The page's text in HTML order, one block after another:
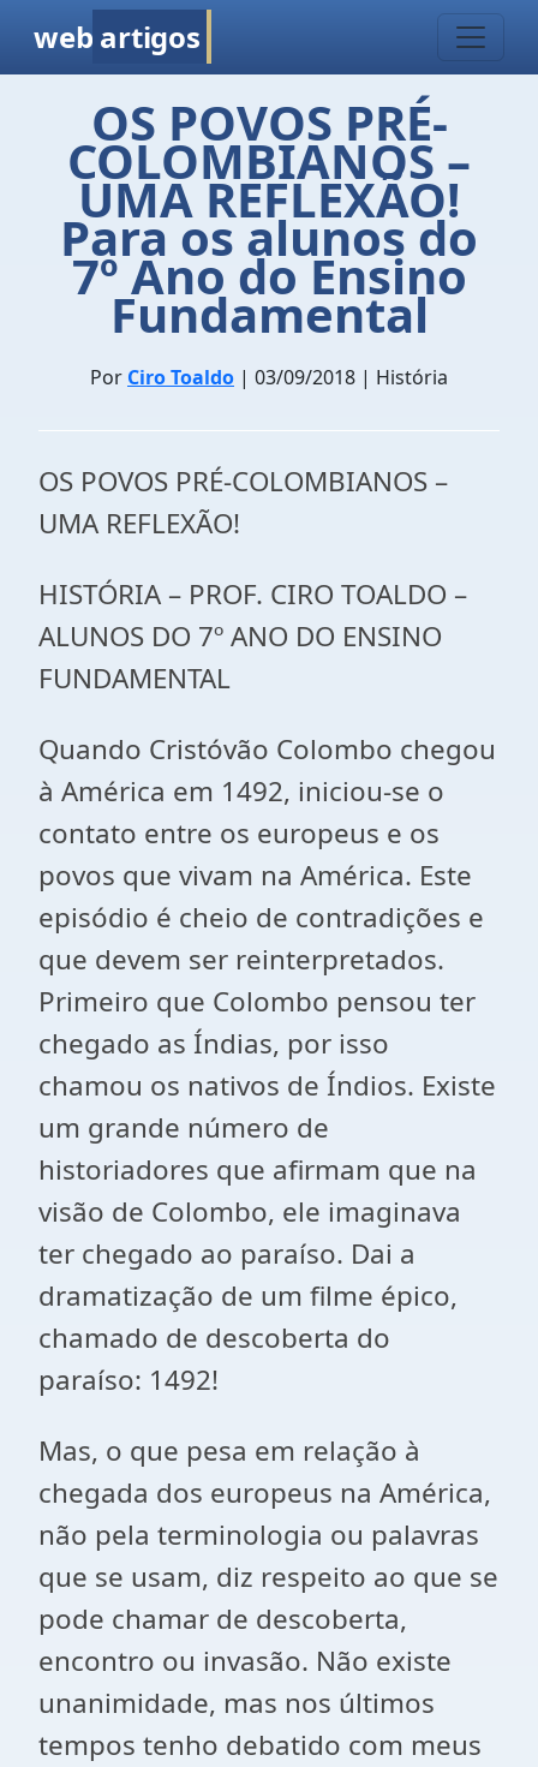
web artigos
OS POVOS PRÉ-
COLOMBIANOS –
UMA REFLEXÃO!
Para os alunos do
7º Ano do Ensino
Fundamental
Por Ciro Toaldo | 03/09/2018 | História
OS POVOS PRÉ-COLOMBIANOS –
UMA REFLEXÃO!
HISTÓRIA – PROF. CIRO TOALDO –
ALUNOS DO 7º ANO DO ENSINO
FUNDAMENTAL
Quando Cristóvão Colombo chegou
à América em 1492, iniciou-se o
contato entre os europeus e os
povos que vivam na América. Este
episódio é cheio de contradições e
que devem ser reinterpretados.
Primeiro que Colombo pensou ter
chegado as Índias, por isso
chamou os nativos de Índios. Existe
um grande número de
historiadores que afirmam que na
visão de Colombo, ele imaginava
ter chegado ao paraíso. Dai a
dramatização de um filme épico,
chamado de descoberta do
paraíso: 1492!
Mas, o que pesa em relação à
chegada dos europeus na América,
não pela terminologia ou palavras
que se usam, diz respeito ao que se
pode chamar de descoberta,
encontro ou invasão. Não existe
unanimidade, mas nos últimos
tempos tenho debatido com meus